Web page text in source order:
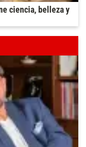
ciencia, belleza y